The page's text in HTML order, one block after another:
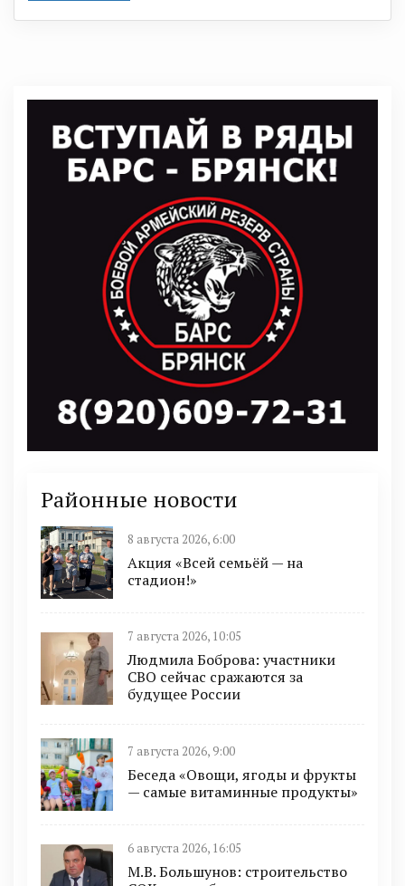
Районные новости
8 августа 2026, 6:00
Акция «Всей семьёй — на
стадион!»
7 августа 2026, 10:05
Людмила Боброва: участники
СВО сейчас сражаются за
будущее России
7 августа 2026, 9:00
Беседа «Овощи, ягоды и фрукты
— самые витаминные продукты»
6 августа 2026, 16:05
М.В. Большунов: строительство